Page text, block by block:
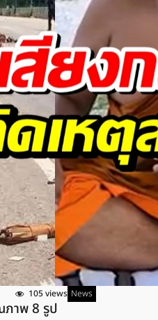
105 views News
ภาพ 8 รูป